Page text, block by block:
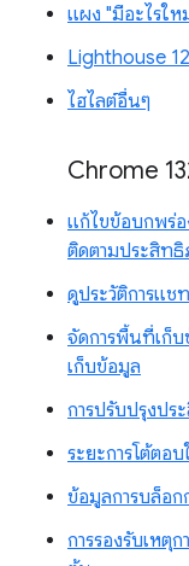
แผง "มีอะไรให
Lighthouse
ไฮไลต์อื่นๆ
Chrome
แก้ไขข้อบกพร่อ
ติดตามประสิท
ดูประวัติการแช
จัดการพื้นที่เก็
เก็บข้อมูล
การปรับปรุงปร
ระยะการโต้ตอ
ข้อมูลการบล็อ
การรองรับเหตุ